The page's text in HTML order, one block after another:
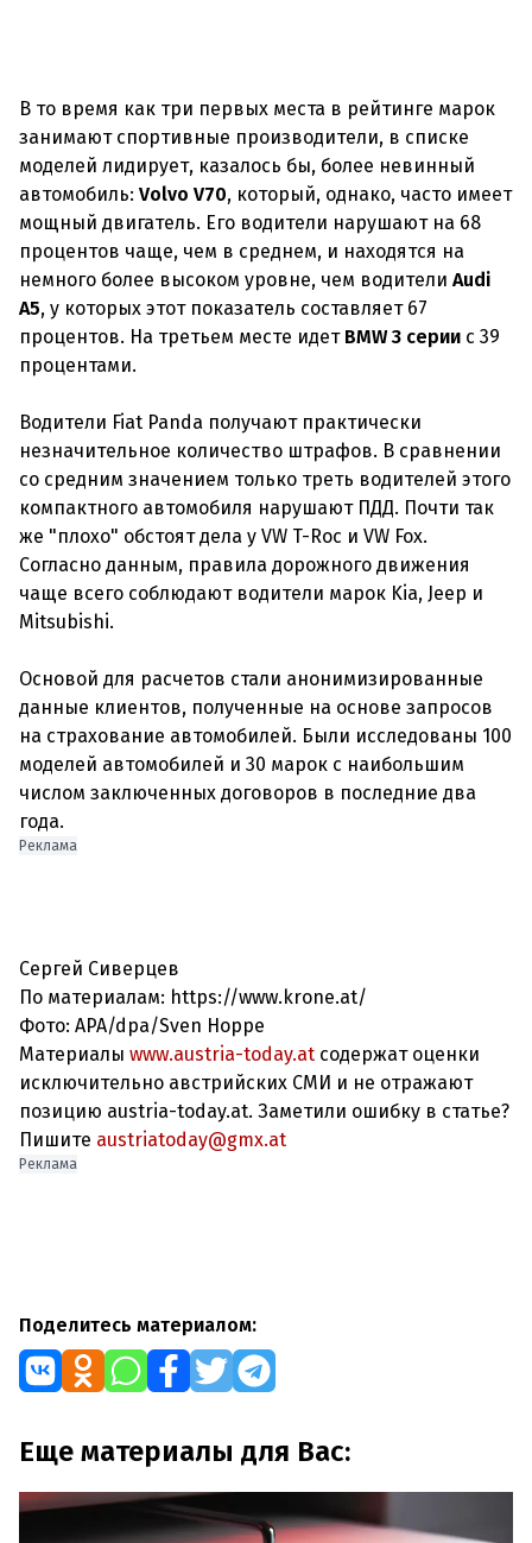
В то время как три первых места в рейтинге марок
занимают спортивные производители, в списке
моделей лидирует, казалось бы, более невинный
автомобиль: Volvo V70, который, однако, часто имеет
мощный двигатель. Его водители нарушают на 68
процентов чаще, чем в среднем, и находятся на
немного более высоком уровне, чем водители Audi
A5, у которых этот показатель составляет 67
процентов. На третьем месте идет BMW 3 серии с 39
процентами.
Водители Fiat Panda получают практически
незначительное количество штрафов. В сравнении
со средним значением только треть водителей этого
компактного автомобиля нарушают ПДД. Почти так
же "плохо" обстоят дела у VW T-Roc и VW Fox.
Согласно данным, правила дорожного движения
чаще всего соблюдают водители марок Kia, Jeep и
Mitsubishi.
Основой для расчетов стали анонимизированные
данные клиентов, полученные на основе запросов
на страхование автомобилей. Были исследованы 100
моделей автомобилей и 30 марок с наибольшим
числом заключенных договоров в последние два
года.
Реклама
Сергей Сиверцев
По материалам: https://www.krone.at/
Фото: APA/dpa/Sven Hoppe
Материалы www.austria-today.at содержат оценки
исключительно австрийских СМИ и не отражают
позицию austria-today.at. Заметили ошибку в статье?
Пишите austriatoday@gmx.at
Реклама
Поделитесь материалом:
Еще материалы для Вас: